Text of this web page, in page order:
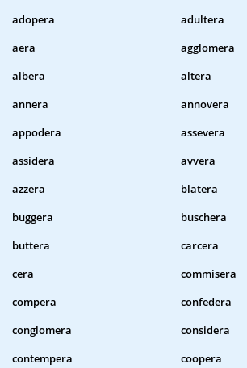
adopera
adultera
aera
agglomera
albera
altera
annera
annovera
appodera
assevera
assidera
avvera
azzera
blatera
buggera
buschera
buttera
carcera
cera
commisera
compera
confedera
conglomera
considera
contempera
coopera